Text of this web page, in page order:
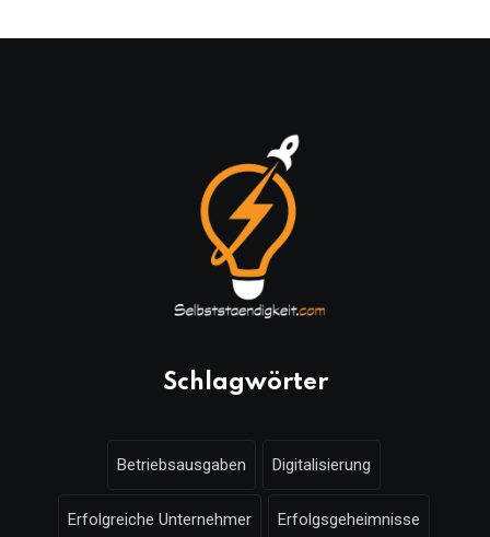
Schlagwörter
Betriebsausgaben Digitalisierung
Erfolgreiche Unternehmer Erfolgsgeheimnisse